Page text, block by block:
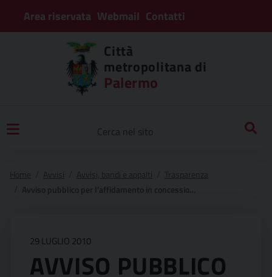
Area riservata Webmail Contatti
Città
metropolitana di
Palermo
29 LUGLIO 2010
AVVISO PUBBLICO